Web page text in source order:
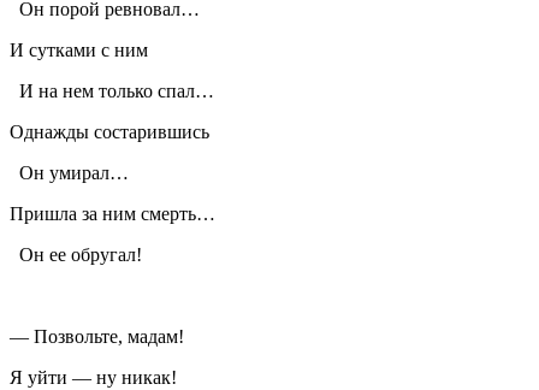
Он порой ревновал…
И сутками с ним
И на нем только спал…
Однажды состарившись
Он умирал…
Пришла за ним смерть…
Он ее обругал!
— Позвольте, мадам!
Я уйти — ну никак!